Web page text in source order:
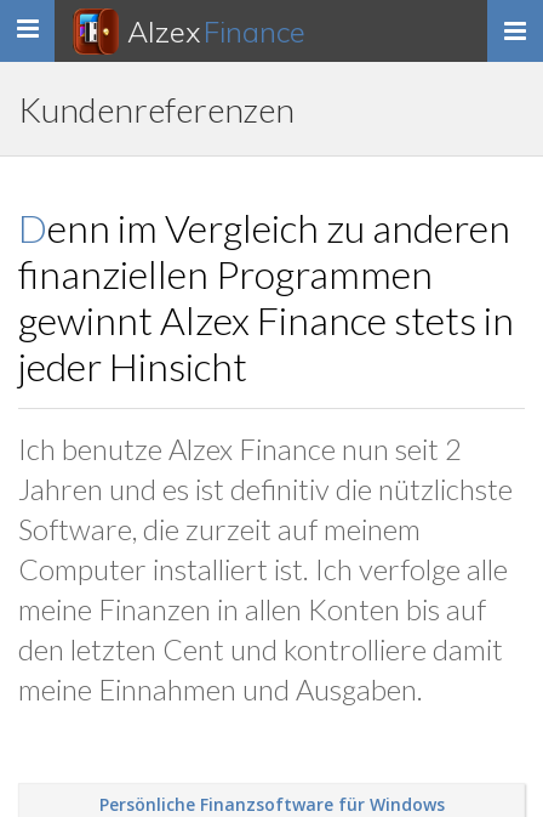
Toggle
navigation
AlzexFinance
Kundenreferenzen
Denn im Vergleich zu anderen
finanziellen Programmen
gewinnt Alzex Finance stets in
jeder Hinsicht
Ich benutze Alzex Finance nun seit 2
Jahren und es ist definitiv die nützlichste
Software, die zurzeit auf meinem
Computer installiert ist. Ich verfolge alle
meine Finanzen in allen Konten bis auf
den letzten Cent und kontrolliere damit
meine Einnahmen und Ausgaben.
Persönliche Finanzsoftware für Windows